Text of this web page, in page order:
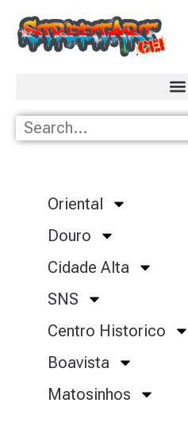
Oriental
Douro
Cidade Alta
SNS
Centro Historico
Boavista
Matosinhos